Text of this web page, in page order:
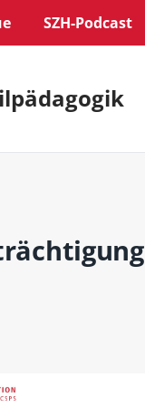
SZH-Podcast